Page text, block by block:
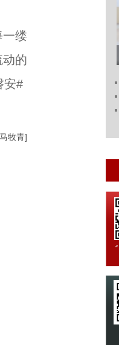
缕
的
安#
牧青]